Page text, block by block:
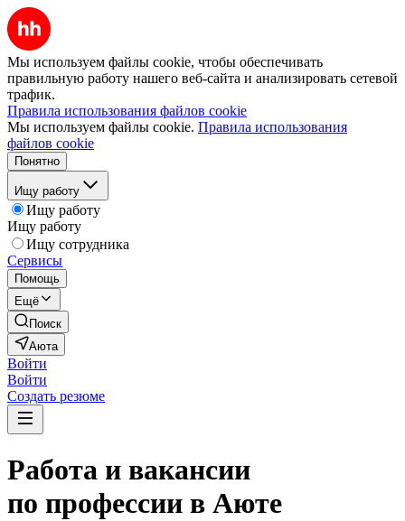
Мы используем файлы cookie, чтобы обеспечивать
правильную работу нашего веб-сайта и анализировать сетевой
трафик.
Правила использования файлов cookie
Мы используем файлы cookie. Правила использования
файлов cookie
Понятно
Ищу работу
Ищу работу
Ищу работу
Ищу сотрудника
Сервисы
Помощь
Ещё
Поиск
Аюта
Войти
Войти
Создать резюме
Работа и вакансии
по профессии в Аюте